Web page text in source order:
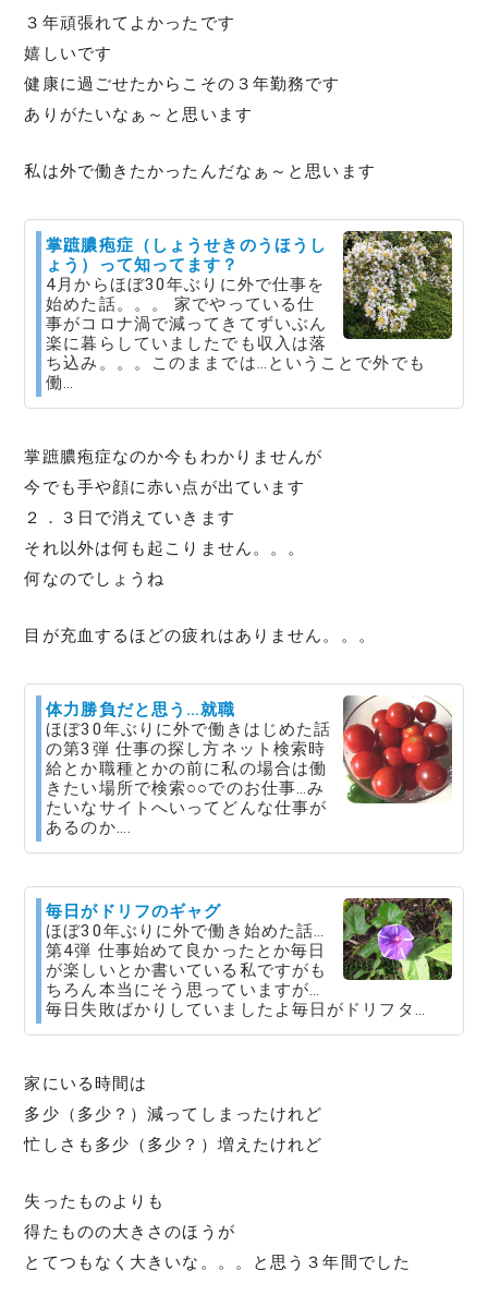
３年頑張れてよかったです
嬉しいです
健康に過ごせたからこその３年勤務です
ありがたいなぁ～と思います
私は外で働きたかったんだなぁ～と思います
掌蹠膿疱症（しょうせきのうほうし
ょう）って知ってます？
4月からほぼ30年ぶりに外で仕事を
始めた話。。。 家でやっている仕
事がコロナ渦で減ってきてずいぶん
楽に暮らしていましたでも収入は落
ち込み。。。このままでは…ということで外でも
働…
掌蹠膿疱症なのか今もわかりませんが
今でも手や顔に赤い点が出ています
２．３日で消えていきます
それ以外は何も起こりません。。。
何なのでしょうね
目が充血するほどの疲れはありません。。。
体力勝負だと思う…就職
ほぼ30年ぶりに外で働きはじめた話
の第3弾 仕事の探し方ネット検索時
給とか職種とかの前に私の場合は働
きたい場所で検索○○でのお仕事…み
たいなサイトへいってどんな仕事が
あるのか….
毎日がドリフのギャグ
ほぼ30年ぶりに外で働き始めた話…
第4弾 仕事始めて良かったとか毎日
が楽しいとか書いている私ですがも
ちろん本当にそう思っていますが…
毎日失敗ばかりしていましたよ毎日がドリフタ…
家にいる時間は
多少（多少？）減ってしまったけれど
忙しさも多少（多少？）増えたけれど
失ったものよりも
得たものの大きさのほうが
とてつもなく大きいな。。。と思う３年間でした